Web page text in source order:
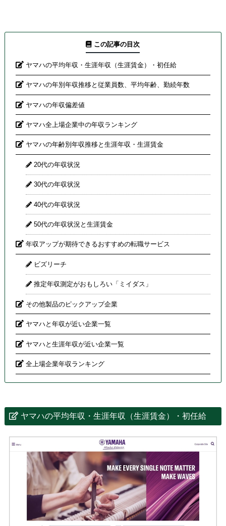
この記事の目次
ヤマハの平均年収・生涯年収（生涯賃金）・初任給
ヤマハの年別年収推移と従業員数、平均年齢、勤続年数
ヤマハの年収偏差値
ヤマハ全上場企業中の年収ランキング
ヤマハの年齢別年収推移と生涯年収・生涯賃金
20代の年収状況
30代の年収状況
40代の年収状況
50代の年収状況と生涯賃金
年収アップが期待できるおすすめの転職サービス
ビズリーチ
推定年収測定がおもしろい「ミイダス」
その他製品のピックアップ企業
ヤマハと年収が近い企業一覧
ヤマハと生涯年収が近い企業一覧
全上場企業年収ランキング
ヤマハの平均年収・生涯年収（生涯賃金）・初任給